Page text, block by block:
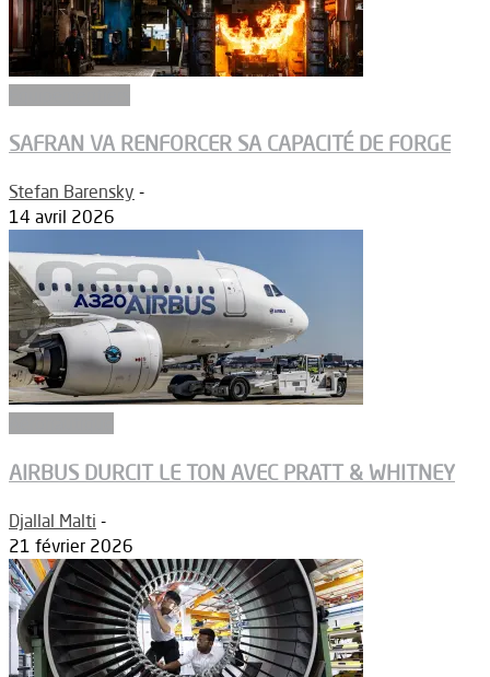
SAFRAN VA RENFORCER SA CAPACITÉ DE FORGE
Stefan Barensky -
14 avril 2026
AIRBUS DURCIT LE TON AVEC PRATT & WHITNEY
Djallal Malti -
21 février 2026